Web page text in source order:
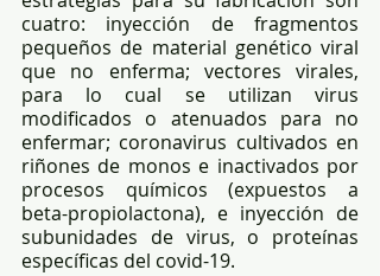
cuatro: inyección de fragmentos
pequeños de material genético viral
que no enferma; vectores virales,
para lo cual se utilizan virus
modificados o atenuados para no
enfermar; coronavirus cultivados en
riñones de monos e inactivados por
procesos químicos (expuestos a
beta-propiolactona), e inyección de
subunidades de virus, o proteínas
específicas del covid-19.